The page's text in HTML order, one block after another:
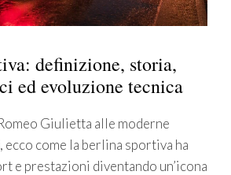
definizione, storia,
ed evoluzione tecnica
Giulietta alle moderne
come la berlina sportiva ha
e prestazioni diventando un’icona